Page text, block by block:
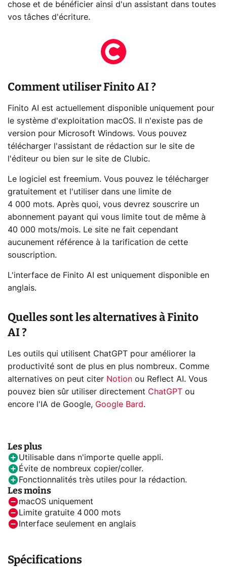
chose et de bénéficier ainsi d'un assistant dans toutes
vos tâches d'écriture.
Comment utiliser Finito AI ?
Finito AI est actuellement disponible uniquement pour
le système d'exploitation macOS. Il n'existe pas de
version pour Microsoft Windows. Vous pouvez
télécharger l'assistant de rédaction sur le site de
l'éditeur ou bien sur le site de Clubic.
Le logiciel est freemium. Vous pouvez le télécharger
gratuitement et l'utiliser dans une limite de
4 000 mots. Après quoi, vous devrez souscrire un
abonnement payant qui vous limite tout de même à
40 000 mots/mois. Le site ne fait cependant
aucunement référence à la tarification de cette
souscription.
L'interface de Finito AI est uniquement disponible en
anglais.
Quelles sont les alternatives à Finito
AI ?
Les outils qui utilisent ChatGPT pour améliorer la
productivité sont de plus en plus nombreux. Comme
alternatives on peut citer Notion ou Reflect AI. Vous
pouvez bien sûr utiliser directement ChatGPT ou
encore l'IA de Google, Google Bard.
Les plus
Utilisable dans n'importe quelle appli.
Évite de nombreux copier/coller.
Fonctionnalités très utiles pour la rédaction.
Les moins
macOS uniquement
Limite gratuite 4 000 mots
Interface seulement en anglais
Spécifications